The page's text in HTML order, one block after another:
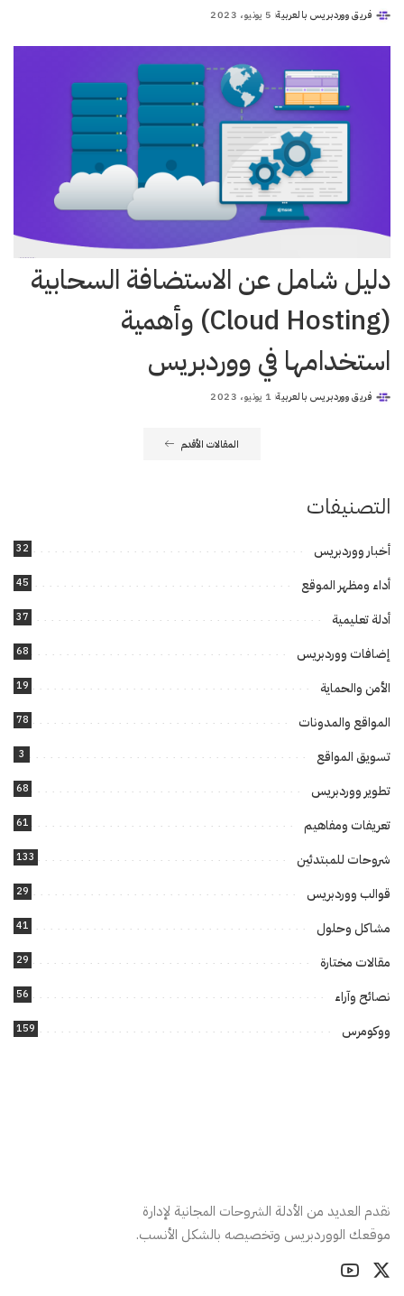
Postedفريق ووردبريس بالعربية 5 يونيو، 2023
دليل شامل عن الاستضافة السحابية
(Cloud Hosting) وأهمية
استخدامها في ووردبريس
Postedفريق ووردبريس بالعربية 1 يونيو، 2023
المقالات الأقدم
التصنيفات
أخبار ووردبريس 32
أداء ومظهر الموقع 45
أدلة تعليمية 37
إضافات ووردبريس 68
الأمن والحماية 19
المواقع والمدونات 78
تسويق المواقع 3
تطوير ووردبريس 68
تعريفات ومفاهيم 61
شروحات للمبتدئين 133
قوالب ووردبريس 29
مشاكل وحلول 41
مقالات مختارة 29
نصائح وآراء 56
ووكومرس 159
نقدم العديد من الأدلة الشروحات المجانية لإدارة
موقعك الووردبريس وتخصيصه بالشكل الأنسب.